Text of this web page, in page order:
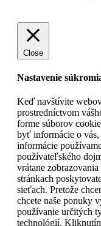
Close
Nastavenie
Keď navštívite
prostredníctvom
forme súborov
byť informácie o vás,
informácie
používateľského
vrátane
stránkach
sieťach. Pretože
chcete naše ponuky
používanie určitých
technológií.